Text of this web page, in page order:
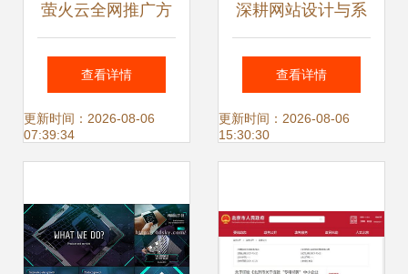
萤火云全网推广方
案 中小企业网站推
广的利器
查看详情
更新时间：2026-08-06
07:39:34
深耕网站设计与系
统开发 中小企业数
字化转型的区域智
查看详情
更新时间：2026-08-06
15:30:30